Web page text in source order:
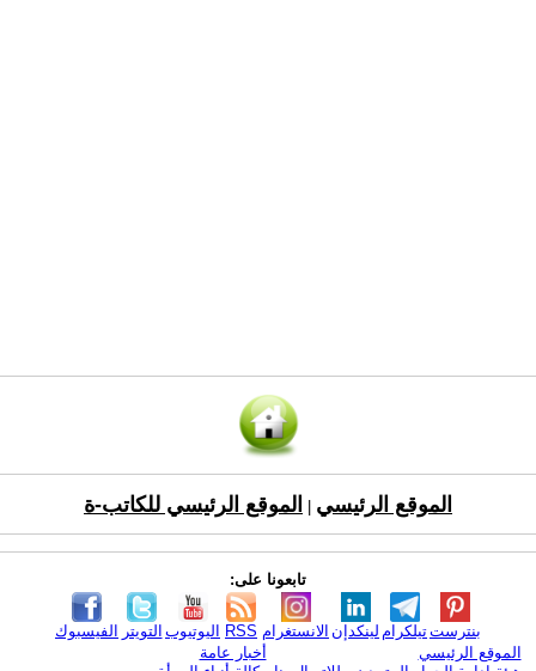
الموقع الرئيسي الموقع الرئيسي للكاتب-ة
تابعونا على:
الفيسبوك التويتر اليوتيوب RSS الانستغرام لينكدإن تيلكرامبنترست
الموقع الرئيسي
أخبار عامة